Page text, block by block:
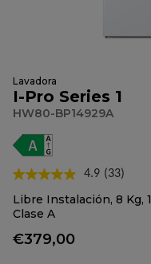
Lavadora
I-Pro Series 1
HW80-BP14929A
4.9 Lea
33
(33)
Libre Instalación, 8 Kg,
Clase A
€379,00